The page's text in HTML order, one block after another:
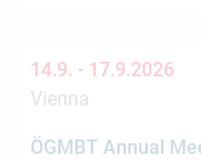
14.9. - 17.9.2026
Vienna
ÖGMBT Annual